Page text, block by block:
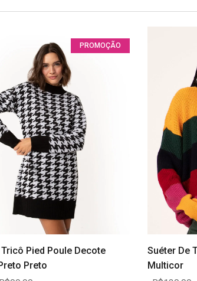
PROMOÇÃO
Pied Poule Decote
Preto
Suéter De
Multicor